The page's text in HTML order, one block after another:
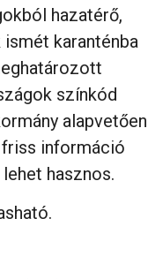
hazatérő,
karanténba
színkód
alapvetően
információ
hasznos.